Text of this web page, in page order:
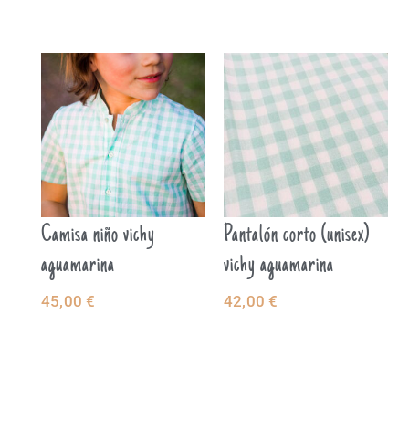
Camisa niño vichy
aguamarina
45,00€
Pantalón corto (unisex)
vichy aguamarina
42,00€